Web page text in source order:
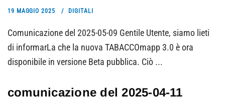
19 MAGGIO 2025 DIGITALI
Comunicazione del 2025-05-09 Gentile Utente, siamo lieti
di informarLa che la nuova TABACCOmapp 3.0 è ora
disponibile in versione Beta pubblica. Ciò ...
comunicazione del 2025-04-11